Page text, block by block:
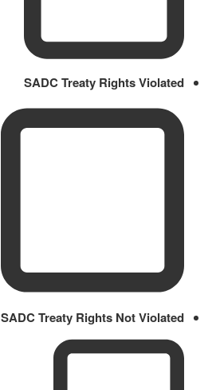
SADC Treaty Rights Violated
SADC Treaty Rights Not Violated